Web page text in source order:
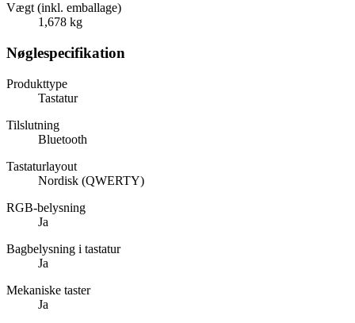
Vægt (inkl. emballage)
1,678 kg
Nøglespecifikation
Produkttype
Tastatur
Tilslutning
Bluetooth
Tastaturlayout
Nordisk (QWERTY)
RGB-belysning
Ja
Bagbelysning i tastatur
Ja
Mekaniske taster
Ja